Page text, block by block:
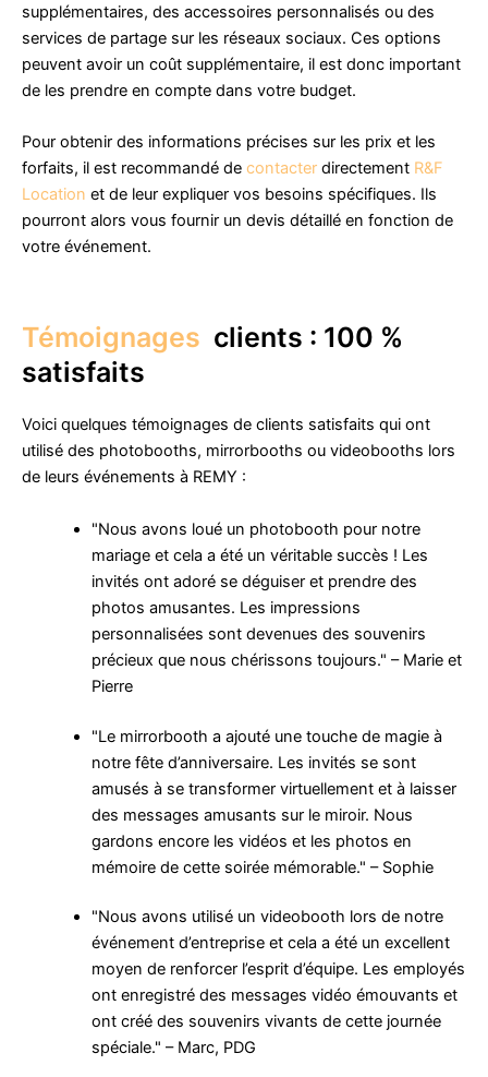
supplémentaires, des accessoires personnalisés ou des
services de partage sur les réseaux sociaux. Ces options
peuvent avoir un coût supplémentaire, il est donc important
de les prendre en compte dans votre budget.
Pour obtenir des informations précises sur les prix et les
forfaits, il est recommandé de contacter directement R&F
Location et de leur expliquer vos besoins spécifiques. Ils
pourront alors vous fournir un devis détaillé en fonction de
votre événement.
Témoignages clients : 100 %
satisfaits
Voici quelques témoignages de clients satisfaits qui ont
utilisé des photobooths, mirrorbooths ou videobooths lors
de leurs événements à REMY :
"Nous avons loué un photobooth pour notre
mariage et cela a été un véritable succès ! Les
invités ont adoré se déguiser et prendre des
photos amusantes. Les impressions
personnalisées sont devenues des souvenirs
précieux que nous chérissons toujours." – Marie et
Pierre
"Le mirrorbooth a ajouté une touche de magie à
notre fête d’anniversaire. Les invités se sont
amusés à se transformer virtuellement et à laisser
des messages amusants sur le miroir. Nous
gardons encore les vidéos et les photos en
mémoire de cette soirée mémorable." – Sophie
"Nous avons utilisé un videobooth lors de notre
événement d’entreprise et cela a été un excellent
moyen de renforcer l’esprit d’équipe. Les employés
ont enregistré des messages vidéo émouvants et
ont créé des souvenirs vivants de cette journée
spéciale." – Marc, PDG